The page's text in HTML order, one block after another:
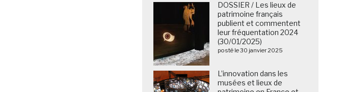
DOSSIER / Les lieux de
patrimoine français
publient et commentent
leur fréquentation 2024
(30/01/2025)
posté le 30 janvier 2025
L’innovation dans les
musées et lieux de